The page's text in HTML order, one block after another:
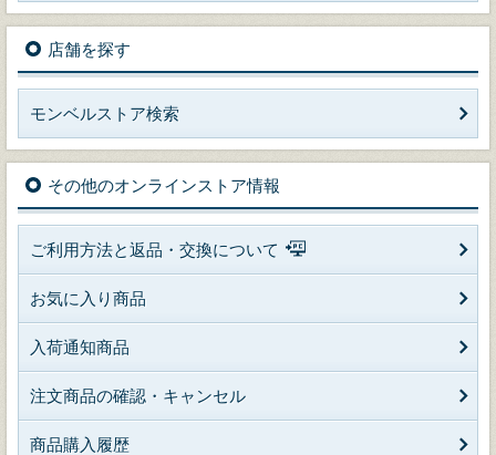
店舗を探す
モンベルストア検索
その他のオンラインストア情報
ご利用方法と返品・交換について
お気に入り商品
入荷通知商品
注文商品の確認・キャンセル
商品購入履歴